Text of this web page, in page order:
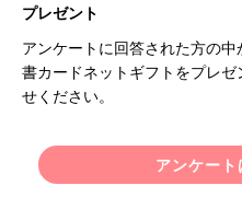
プレゼント
アンケートに回答された方の
書カードネットギフトをプレ
せください。
アンケー